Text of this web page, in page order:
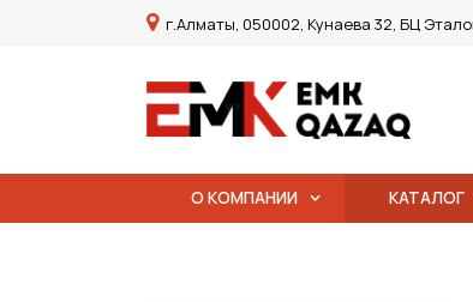
г.Алматы, 050002, Кунаева 32, БЦ
О КОМПАНИИ КАТАЛОГ